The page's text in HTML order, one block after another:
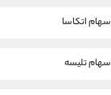
سهام اتکاسا
سهام تلیسه